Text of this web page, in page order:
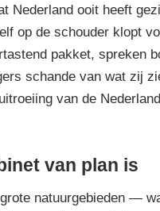
Nederland ooit heeft
op de schouder klopt
pakket, spreken
schande van wat zij
van de
van plan is
natuurgebieden —